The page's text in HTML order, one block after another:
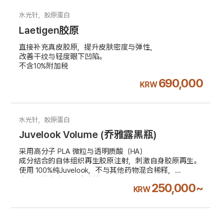
水光针，胶原蛋白
Laetigen胶原
直接补充真皮胶原，提升皮肤密度与弹性，
改善干纹与轻度眼下凹陷。
不含10%附加税
KRW690,000
水光针，胶原蛋白
Juvelook Volume (乔雅露黑瓶)
采用高分子 PLA 微粒与透明质酸（HA）
成分结合的自体组织再生胶原注射，刺激自身胶原再生。
使用 100%纯Juvelook，不与其他药物混合稀释，
Juvelook黑瓶：改善容积流失，增强立体支撑
KRW250,000~